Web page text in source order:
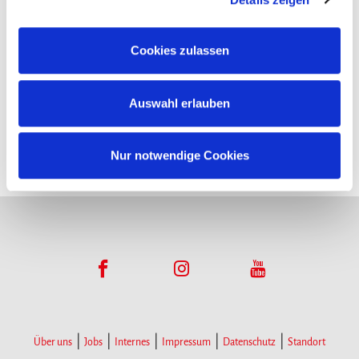
Richtlinie
aufrufen. Sie können Ihre Einwilligung jederzeit
widerrufen, ohne dass hiervon die Zulässigkeit der
vorherigen Datenverarbeitung berührt wird.
Cookies zulassen
Auswahl erlauben
Nur notwendige Cookies
Über uns Jobs Internes Impressum Datenschutz Standort